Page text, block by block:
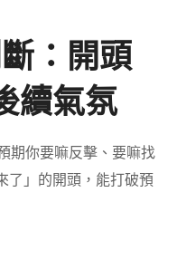
：開頭
續氣氛
期你要嘛反擊、要嘛找
了」的開頭，能打破預